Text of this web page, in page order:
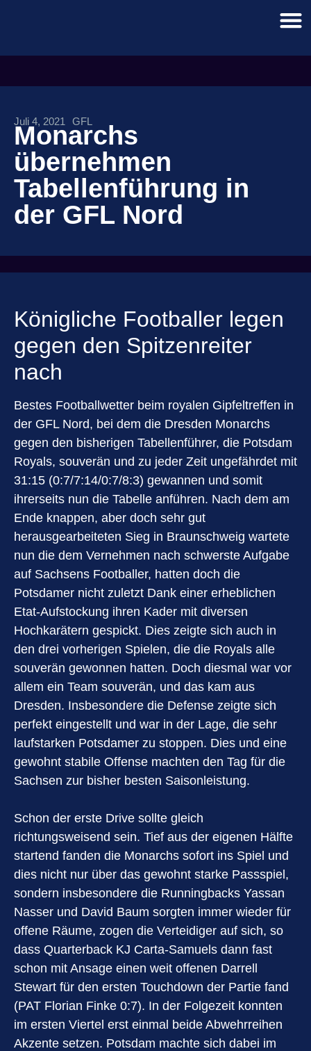
Juli 4, 2021 GFL
Monarchs
übernehmen
Tabellenführung in
der GFL Nord
Königliche Footballer legen
gegen den Spitzenreiter
nach
Bestes Footballwetter beim royalen Gipfeltreffen in
der GFL Nord, bei dem die Dresden Monarchs
gegen den bisherigen Tabellenführer, die Potsdam
Royals, souverän und zu jeder Zeit ungefährdet mit
31:15 (0:7/7:14/0:7/8:3) gewannen und somit
ihrerseits nun die Tabelle anführen. Nach dem am
Ende knappen, aber doch sehr gut
herausgearbeiteten Sieg in Braunschweig wartete
nun die dem Vernehmen nach schwerste Aufgabe
auf Sachsens Footballer, hatten doch die
Potsdamer nicht zuletzt Dank einer erheblichen
Etat-Aufstockung ihren Kader mit diversen
Hochkarätern gespickt. Dies zeigte sich auch in
den drei vorherigen Spielen, die die Royals alle
souverän gewonnen hatten. Doch diesmal war vor
allem ein Team souverän, und das kam aus
Dresden. Insbesondere die Defense zeigte sich
perfekt eingestellt und war in der Lage, die sehr
laufstarken Potsdamer zu stoppen. Dies und eine
gewohnt stabile Offense machten den Tag für die
Sachsen zur bisher besten Saisonleistung.
Schon der erste Drive sollte gleich
richtungsweisend sein. Tief aus der eigenen Hälfte
startend fanden die Monarchs sofort ins Spiel und
dies nicht nur über das gewohnt starke Passspiel,
sondern insbesondere die Runningbacks Yassan
Nasser und David Baum sorgten immer wieder für
offene Räume, zogen die Verteidiger auf sich, so
dass Quarterback KJ Carta-Samuels dann fast
schon mit Ansage einen weit offenen Darrell
Stewart für den ersten Touchdown der Partie fand
(PAT Florian Finke 0:7). In der Folgezeit konnten
im ersten Viertel erst einmal beide Abwehrreihen
Akzente setzen. Potsdam machte sich dabei im